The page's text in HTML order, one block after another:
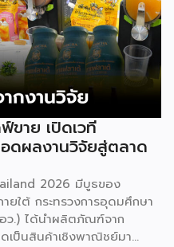
ขาย เปิดเวที
ดผลงานวิจัยสู่ตลาด
2026 มีบูธของ
ยใต้ กระทรวงการอุดมศึกษา
ว.) ได้นำผลิตภัณฑ์จาก
เป็นสินค้าเชิงพาณิชย์มา